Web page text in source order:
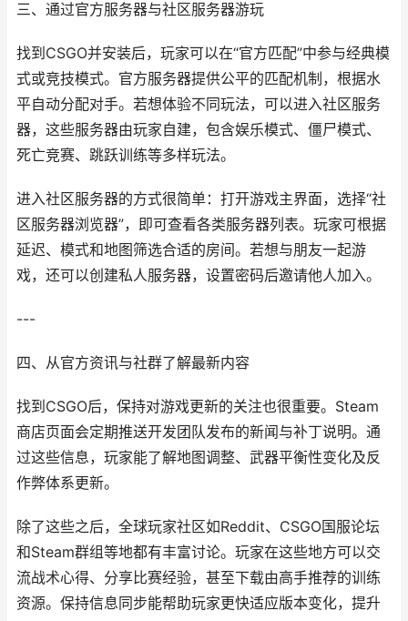
三、通过官方服务器与社区服务器游玩
找到CSGO并安装后，玩家可以在“官方匹配”中参与经典模
式或竞技模式。官方服务器提供公平的匹配机制，根据水
平自动分配对手。若想体验不同玩法，可以进入社区服务
器，这些服务器由玩家自建，包含娱乐模式、僵尸模式、
死亡竞赛、跳跃训练等多样玩法。
进入社区服务器的方式很简单：打开游戏主界面，选择“社
区服务器浏览器”，即可查看各类服务器列表。玩家可根据
延迟、模式和地图筛选合适的房间。若想与朋友一起游
戏，还可以创建私人服务器，设置密码后邀请他人加入。
---
四、从官方资讯与社群了解最新内容
找到CSGO后，保持对游戏更新的关注也很重要。Steam
商店页面会定期推送开发团队发布的新闻与补丁说明。通
过这些信息，玩家能了解地图调整、武器平衡性变化及反
作弊体系更新。
除了这些之后，全球玩家社区如Reddit、CSGO国服论坛
和Steam群组等地都有丰富讨论。玩家在这些地方可以交
流战术心得、分享比赛经验，甚至下载由高手推荐的训练
资源。保持信息同步能帮助玩家更快适应版本变化，提升